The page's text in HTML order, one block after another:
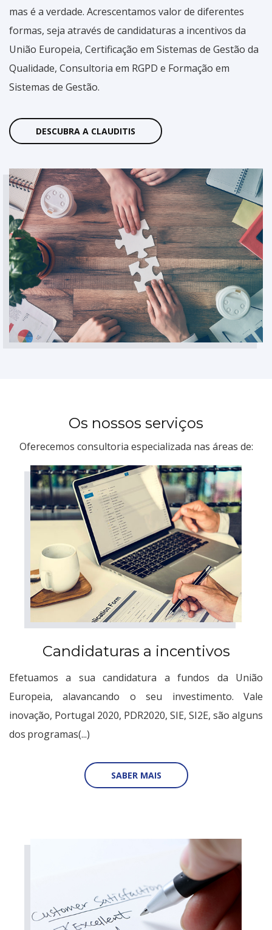
mas é a verdade. Acrescentamos valor de diferentes
formas, seja através de candidaturas a incentivos da
União Europeia, Certificação em Sistemas de Gestão da
Qualidade, Consultoria em RGPD e Formação em
Sistemas de Gestão.
DESCUBRA A CLAUDITIS
Os nossos serviços
Oferecemos consultoria especializada nas áreas de:
Candidaturas a incentivos
Efetuamos a sua candidatura a fundos da União
Europeia, alavancando o seu investimento. Vale
inovação, Portugal 2020, PDR2020, SIE, SI2E, são alguns
dos programas(...)
SABER MAIS